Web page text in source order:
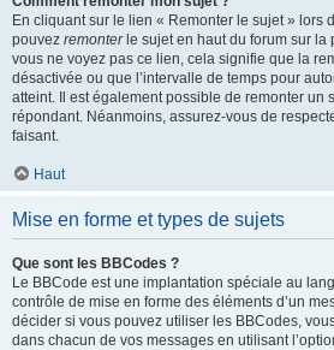
En cliquant sur le lien « Remonter le sujet » lors
pouvez remonterle sujet en haut du forum sur la
vous ne voyez pas ce lien, cela signifie que la
désactivée ou que l’intervalle de temps pour
atteint. Il est également possible de remonter un
répondant. Néanmoins, assurez-vous de
faisant.
Haut
Mise en forme et types de sujets
Que sont les BBCodes ?
Le BBCode est une implantation spéciale au
contrôle de mise en forme des éléments d’un
décider si vous pouvez utiliser les BBCodes,
dans chacun de vos messages en utilisant